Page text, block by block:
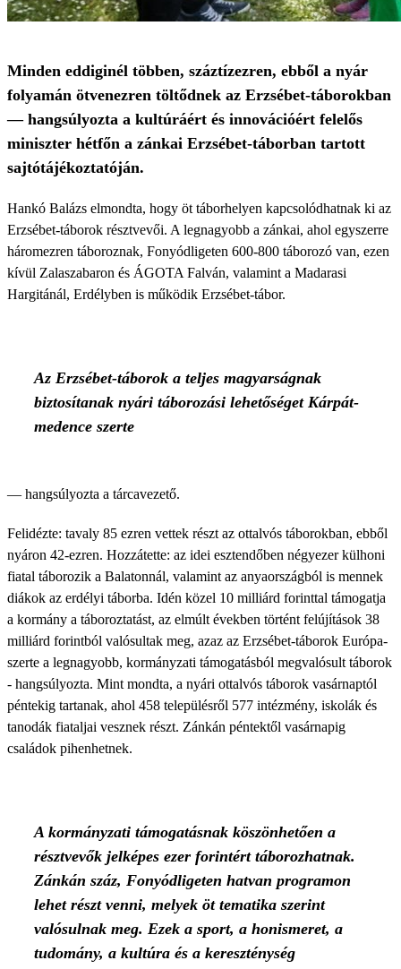
Minden eddiginél többen, száztízezren, ebből a nyár
folyamán ötvenezren töltődnek az Erzsébet-táborokban
— hangsúlyozta a kultúráért és innovációért felelős
miniszter hétfőn a zánkai Erzsébet-táborban tartott
sajtótájékoztatóján.
Hankó Balázs elmondta, hogy öt táborhelyen kapcsolódhatnak ki az
Erzsébet-táborok résztvevői. A legnagyobb a zánkai, ahol egyszerre
háromezren táboroznak, Fonyódligeten 600-800 táborozó van, ezen
kívül Zalaszabaron és ÁGOTA Falván, valamint a Madarasi
Hargitánál, Erdélyben is működik Erzsébet-tábor.
Az Erzsébet-táborok a teljes magyarságnak
biztosítanak nyári táborozási lehetőséget Kárpát-
medence szerte
— hangsúlyozta a tárcavezető.
Felidézte: tavaly 85 ezren vettek részt az ottalvós táborokban, ebből
nyáron 42-ezren. Hozzátette: az idei esztendőben négyezer külhoni
fiatal táborozik a Balatonnál, valamint az anyaországból is mennek
diákok az erdélyi táborba. Idén közel 10 milliárd forinttal támogatja
a kormány a táboroztatást, az elmúlt években történt felújítások 38
milliárd forintból valósultak meg, azaz az Erzsébet-táborok Európa-
szerte a legnagyobb, kormányzati támogatásból megvalósult táborok
- hangsúlyozta. Mint mondta, a nyári ottalvós táborok vasárnaptól
péntekig tartanak, ahol 458 településről 577 intézmény, iskolák és
tanodák fiataljai vesznek részt. Zánkán péntektől vasárnapig
családok pihenhetnek.
A kormányzati támogatásnak köszönhetően a
résztvevők jelképes ezer forintért táborozhatnak.
Zánkán száz, Fonyódligeten hatvan programon
lehet részt venni, melyek öt tematika szerint
valósulnak meg. Ezek a sport, a honismeret, a
tudomány, a kultúra és a kereszténység